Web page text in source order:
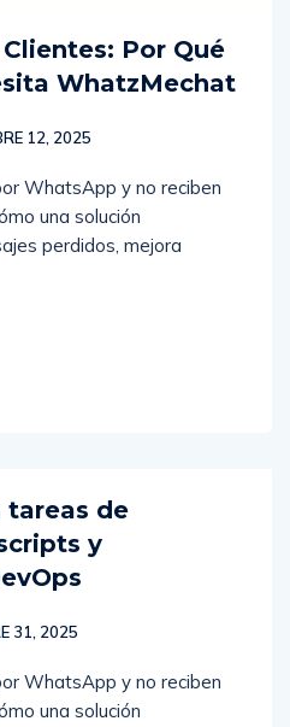
Por Qué
WhatzMechat
12, 2025
WhatsApp y no reciben
una solución
perdidos, mejora
de
y
31, 2025
WhatsApp y no reciben
una solución